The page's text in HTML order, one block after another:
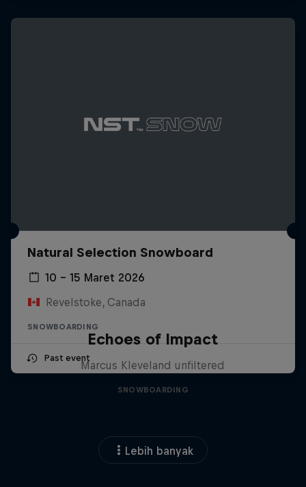
Natural Selection Snowboard
10 – 15 Maret 2026
Revelstoke, Canada
SNOWBOARDING
Past event
Echoes of Impact
Marcus Kleveland unfiltered
SNOWBOARDING
Lebih banyak